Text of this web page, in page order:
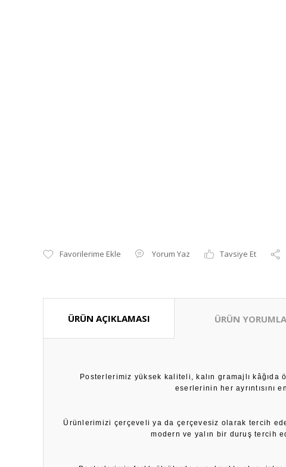
Yorum Yaz Tavsiye Et
ÜRÜN AÇIKLAMASI ÜRÜN
Posterlerimiz yüksek kaliteli, kalın gramajlı
eserlerinin her ayrıntısını
Ürünlerimizi çerçeveli ya da çerçevesiz olarak tercih
modern ve yalın bir duruş tercih